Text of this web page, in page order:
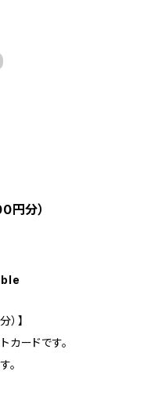
円分）
】
ードです。
。